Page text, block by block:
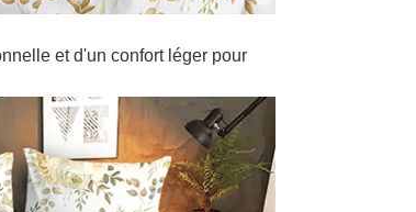
et d'un confort léger pour